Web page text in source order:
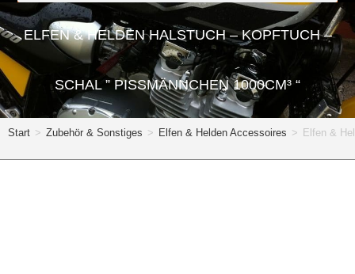
ELFEN & HELDEN HALSTUCH – KOPFTUCH –
SCHAL ” PISSMÄNNCHEN 1000CM³ “
Start > Zubehör & Sonstiges > Elfen & Helden Accessoires > Elfen &